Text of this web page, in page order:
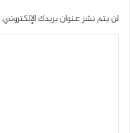
لن يتم نشر عنوان بريدك الإلكتروني.